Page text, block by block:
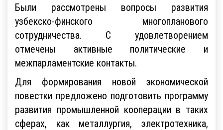
Были рассмотрены вопросы развития
узбекско-финского многопланового
сотрудничества. С удовлетворением
отмечены активные политические и
межпарламентские контакты.
Для формирования новой экономической
повестки предложено подготовить программу
развития промышленной кооперации в таких
сферах, как металлургия, электротехника,